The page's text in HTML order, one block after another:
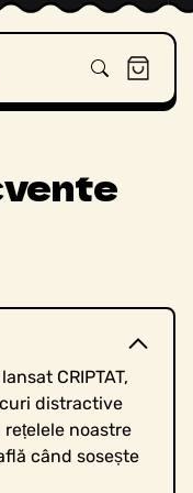
Coș
CRIPTAT,
distractive
noastre
când sosește